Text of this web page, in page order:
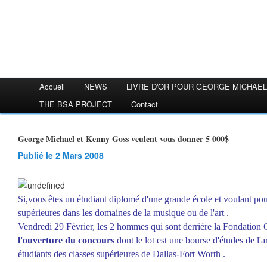
Accueil NEWS
LIVRE D'OR POUR GEORGE MICHAEL
THE BSA PROJECT
Contact
George Michael et Kenny Goss veulent vous donner 5 000$
Publié le 2 Mars 2008
Si,vous êtes un étudiant diplomé d'une grande école et voulant
supérieures dans les domaines de la musique ou de l'art .
Vendredi 29 Février, les 2 hommes qui sont derriére la Fondation
l'ouverture du concours dont le lot est une bourse d'études de
étudiants des classes supérieures de Dallas-Fort Worth .